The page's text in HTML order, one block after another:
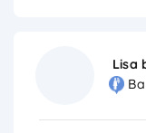
Lisa